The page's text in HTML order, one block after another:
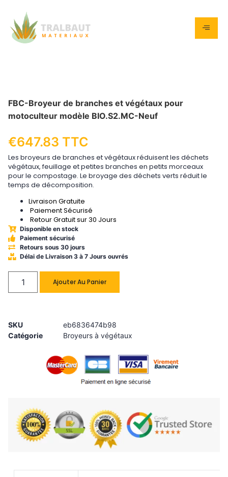
FBC-Broyeur de branches et végétaux pour
motoculteur modèle BIO.S2.MC-Neuf
€647.83 TTC
Les broyeurs de branches et végétaux réduisent les déchets
végétaux, feuillage et petites branches en petits morceaux
pour le compostage. Le broyage des déchets verts réduit le
temps de décomposition.
Livraison Gratuite
Paiement Sécurisé
Retour Gratuit sur 30 Jours
Disponible en stock
Paiement sécurisé
Retours sous 30 jours
Délai de Livraison 3 à 7 Jours ouvrés
Ajouter Au Panier
SKU
eb6836474b98
Catégorie
Broyeurs à végétaux